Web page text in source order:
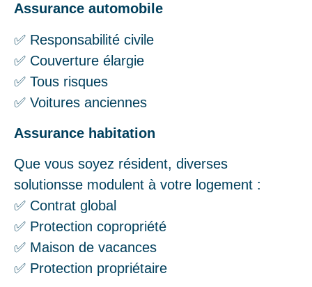
Assurance automobile
✅ Responsabilité civile
✅ Couverture élargie
✅ Tous risques
✅ Voitures anciennes
Assurance habitation
Que vous soyez résident, diverses
solutionsse modulent à votre logement :
✅ Contrat global
✅ Protection copropriété
✅ Maison de vacances
✅ Protection propriétaire